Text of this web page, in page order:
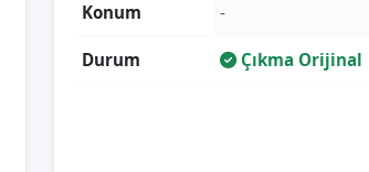
Konum -
Durum Çıkma Orijinal